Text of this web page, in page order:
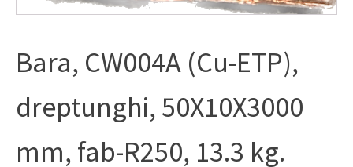
Bara, CW004A (Cu-ETP),
dreptunghi, 50X10X3000
mm, fab-R250, 13.3 kg.